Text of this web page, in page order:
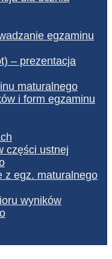
egzaminu
– prezentacja
maturalnego
i form egzaminu
części ustnej
z egz. maturalnego
wyników